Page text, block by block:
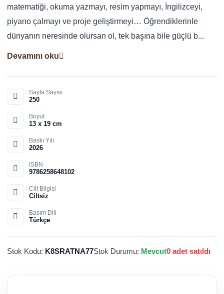
matematiği, okuma yazmayı, resim yapmayı, İngilizceyi,
piyano çalmayı ve proje geliştirmeyi… Öğrendiklerinle
dünyanın neresinde olursan ol, tek başına bile güçlü b...
Devamını oku
Sayfa Sayısı
250
Boyut
13 x 19 cm
Baskı Yılı
2026
ISBN
9786258648102
Cilt Bilgisi
Ciltsiz
Basım Dili
Türkçe
Stok Kodu: K8SRATNA77Stok Durumu: Mevcut0 adet satıldı